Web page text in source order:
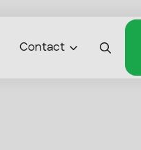
Contact